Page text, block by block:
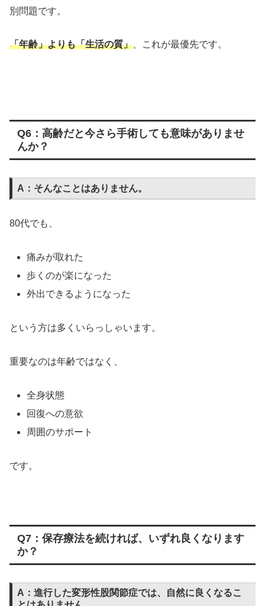
別問題です。
「年齢」よりも「生活の質」、これが最優先です。
Q6：高齢だと今さら手術しても意味がありませ
んか？
A：そんなことはありません。
80代でも、
痛みが取れた
歩くのが楽になった
外出できるようになった
という方は多くいらっしゃいます。
重要なのは年齢ではなく、
全身状態
回復への意欲
周囲のサポート
です。
Q7：保存療法を続ければ、いずれ良くなります
か？
A：進行した変形性股関節症では、自然に良くなるこ